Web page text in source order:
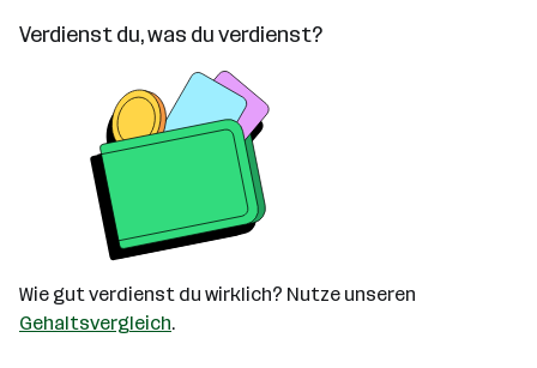
Verdienst du, was du verdienst?
Wie gut verdienst du wirklich? Nutze unseren
Gehaltsvergleich.